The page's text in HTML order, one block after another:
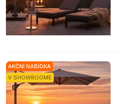
AKČNÍ NABÍDKA
V SHOWROOME